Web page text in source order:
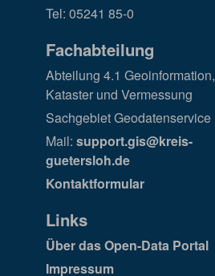
Tel: 05241 85-0
Fachabteilung
Abteilung 4.1 Geoinformation,
Kataster und Vermessung
Sachgebiet Geodatenservice
Mail: support.gis@kreis-
guetersloh.de
Kontaktformular
Links
Über das Open-Data Portal
Impressum